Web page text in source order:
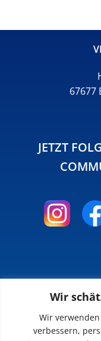
Wir
Wir
verbessern,
67677
JETZT